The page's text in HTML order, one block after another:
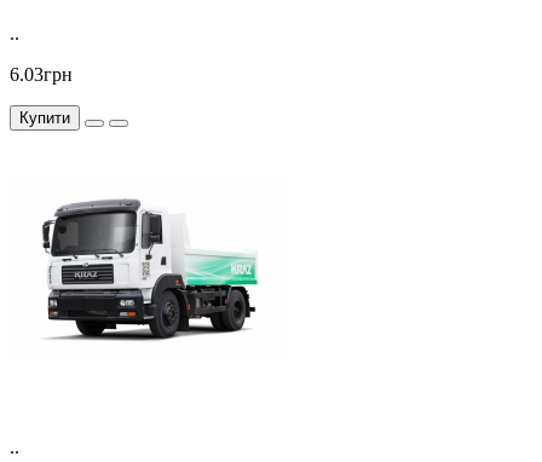
..
6.03грн
Купити
..